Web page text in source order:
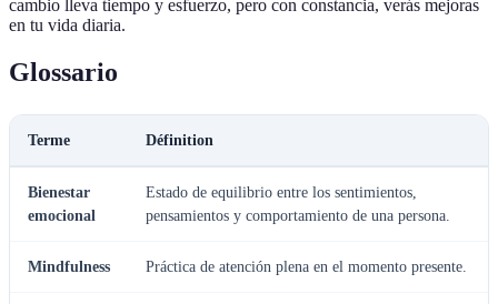
cambio lleva tiempo y esfuerzo, pero con constancia, verás mejoras
en tu vida diaria.
Glossario
Terme Définition
Bienestar
emocional
Estado de equilibrio entre los sentimientos,
pensamientos y comportamiento de una persona.
Mindfulness Práctica de atención plena en el momento presente.